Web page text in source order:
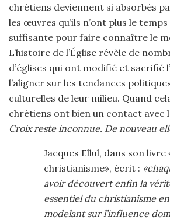
chrétiens deviennent si absorbés
les œuvres qu’ils n’ont plus le
suffisante pour faire connaître le
L’histoire de l’Église révèle de
d’églises qui ont modifié et sacrifié
l’aligner sur les tendances
culturelles de leur milieu. Quand
chrétiens ont bien un contact avec
Croix reste inconnue. De nouveau
Jacques Ellul, dans son livre
christianisme», écrit :
avoir découvert enfin la
essentiel du christianisme
modelant sur l’influence